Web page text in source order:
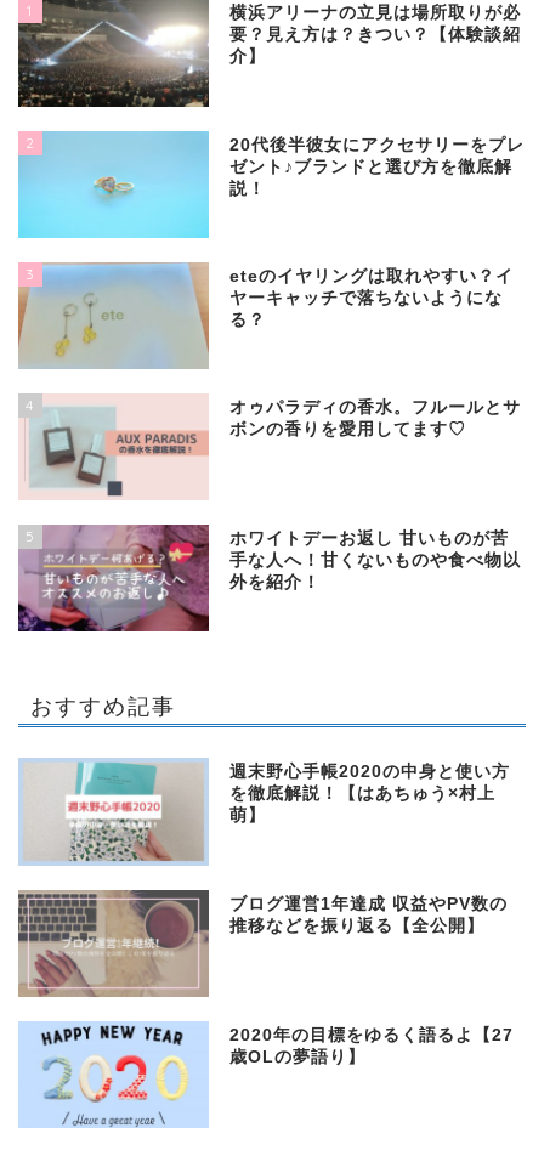
1
横浜アリーナの立見は場所取りが必
要？見え方は？きつい？【体験談紹
介】
2
20代後半彼女にアクセサリーをプレ
ゼント♪ブランドと選び方を徹底解
説！
3
eteのイヤリングは取れやすい？イ
ヤーキャッチで落ちないようにな
る？
4
オゥパラディの香水。フルールとサ
ボンの香りを愛用してます♡
5
ホワイトデーお返し 甘いものが苦
手な人へ！甘くないものや食べ物以
外を紹介！
おすすめ記事
週末野心手帳2020の中身と使い方
を徹底解説！【はあちゅう×村上
萌】
ブログ運営1年達成 収益やPV数の
推移などを振り返る【全公開】
2020年の目標をゆるく語るよ【27
歳OLの夢語り】